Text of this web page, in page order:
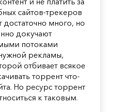
сайтов-трекеров
достаточно много, но
докучают
потоками
рекламы,
отбивает всякое
торрент что-
Но ресурс торрент
к таковым.